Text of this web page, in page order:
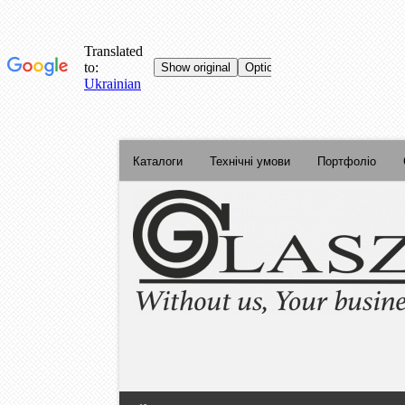
Каталоги Технічні умови Портфоліо